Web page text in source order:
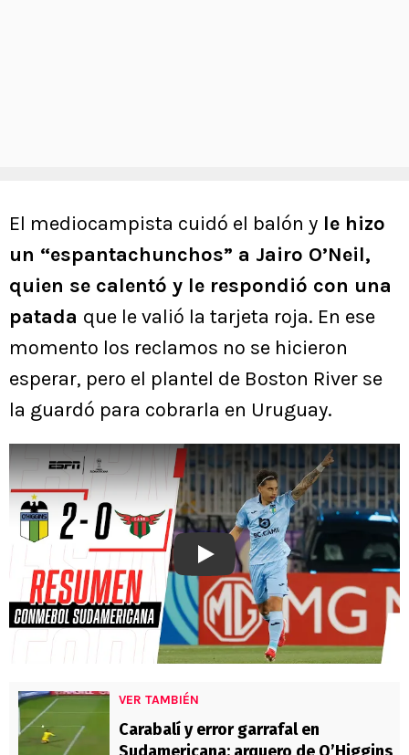
El mediocampista cuidó el balón y le hizo
un “espantachunchos” a Jairo O’Neil,
quien se calentó y le respondió con una
patada que le valió la tarjeta roja. En ese
momento los reclamos no se hicieron
esperar, pero el plantel de Boston River se
la guardó para cobrarla en Uruguay.
Play
VER TAMBIÉN
Carabalí y error garrafal en